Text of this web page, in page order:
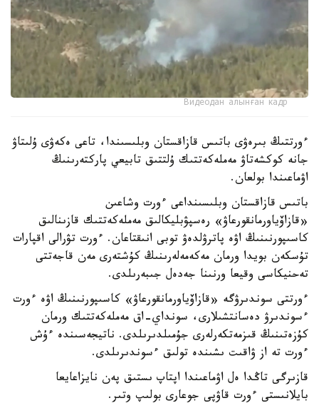
Видеодан алынған кадр
ءورتتىڭ بىرەۋى باتىس قازاقستان وبلىسىندا، تاعى ەكەۋى ۇلىتاۋ
جانە كوكشەتاۋ مەملەكەتتىك ۇلتتىق تابيعي پاركتەرىنىڭ
اۋماعىندا بولعان.
باتىس قازاقستان وبلىسىنداعى ءورت وشاعىن
«قازاۆياورمانقورعاۋ» رەسپۋبليكالىق مەملەكەتتىك قازىنالىق
كاسىپورنىنىڭ اۋە پاترۋلدەۋ توبى انىقتاعان. ءورت تۋرالى اقپارات
تۇسكەن بويدا ورمان مەكەمەلەرىنىڭ كۇشتەرى مەن قاجەتتى
تەحنيكاسى وقيعا ورنىنا جەدەل جىبەرىلدى.
ءورتتى سوندىرۋگە «قازاۆياورمانقورعاۋ» كاسىپورنىنىڭ اۋە ءورت
ءسوندىرۋ دەسانتشىلارى، سونداي-اق مەملەكەتتىك ورمان
كۇزەتىنىڭ قىزمەتكەرلەرى جۇمىلدىرىلدى. ناتيجەسىندە ءۇش
ءورت تە از ۋاقىت ىشىندە تولىق ءسوندىرىلدى.
قازىرگى تاڭدا ەل اۋماعىندا اپتاپ ىستىق پەن نايزاعايعا
بايلانىستى ءورت قاۋپى جوعارى بولىپ وتىر.